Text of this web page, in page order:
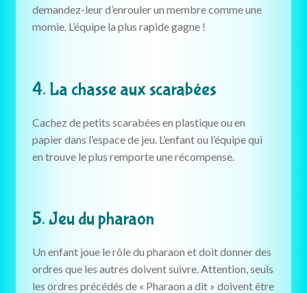
demandez-leur d’enrouler un membre comme une
momie. L’équipe la plus rapide gagne !
4. La chasse aux scarabées
Cachez de petits scarabées en plastique ou en
papier dans l’espace de jeu. L’enfant ou l’équipe qui
en trouve le plus remporte une récompense.
5. Jeu du pharaon
Un enfant joue le rôle du pharaon et doit donner des
ordres que les autres doivent suivre. Attention, seuls
les ordres précédés de « Pharaon a dit » doivent être